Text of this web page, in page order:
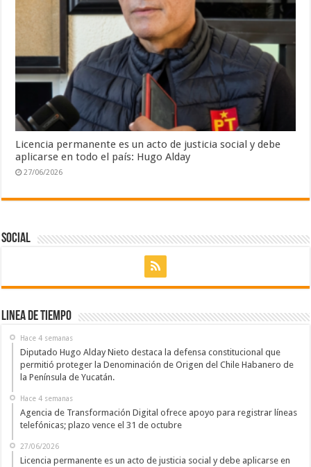
Licencia permanente es un acto de justicia social y debe
aplicarse en todo el país: Hugo Alday
27/06/2026
Social
Linea de Tiempo
Hace 4 semanas
Diputado Hugo Alday Nieto destaca la defensa constitucional que
permitió proteger la Denominación de Origen del Chile Habanero de
la Península de Yucatán.
Hace 4 semanas
Agencia de Transformación Digital ofrece apoyo para registrar líneas
telefónicas; plazo vence el 31 de octubre
27/06/2026
Licencia permanente es un acto de justicia social y debe aplicarse en